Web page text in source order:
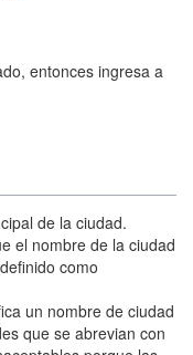
entonces ingresa a
de la ciudad.
el nombre de la ciudad
como
un nombre de ciudad
que se abrevian con